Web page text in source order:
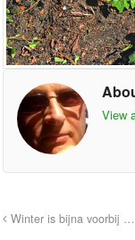
View
Winter is bijna voorbij …